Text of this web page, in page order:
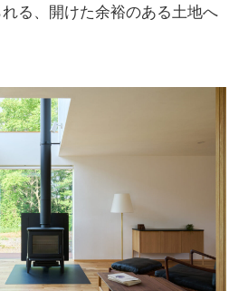
る、開けた余裕のある土地へ